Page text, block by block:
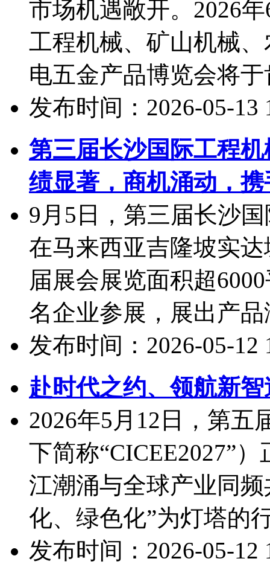
市场机遇敞开。2026
工程机械、矿山机械
电五金产品博览会将
发布时间：2026-05-13
第三届长沙国际工程
绩显著，商机涌动，携
9月5日，第三届长沙
在马来西亚吉隆坡实
届展会展览面积超
名企业参展，展出产
发布时间：2026-05-12
赴时代之约、领航新
2026年5月12日，第五
下简称“CICEE2027”
江潮涌与全球产业同
化、绿色化”为灯塔的
发布时间：2026-05-12